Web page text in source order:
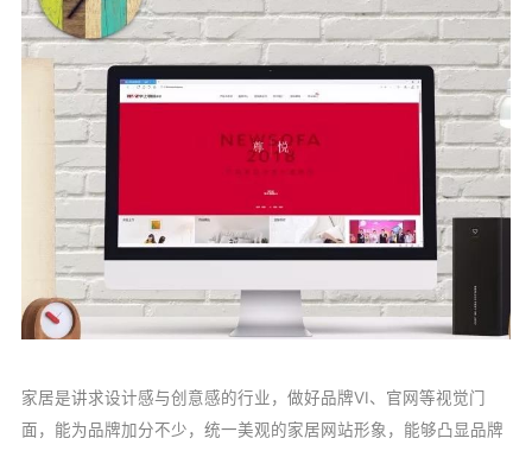
家居是讲求设计感与创意感的行业，做好品牌VI、官网等视觉门
面，能为品牌加分不少，统一美观的家居网站形象，能够凸显品牌